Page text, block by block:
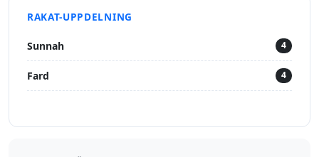
RAKAT-UPPDELNING
Sunnah 4
Fard 4